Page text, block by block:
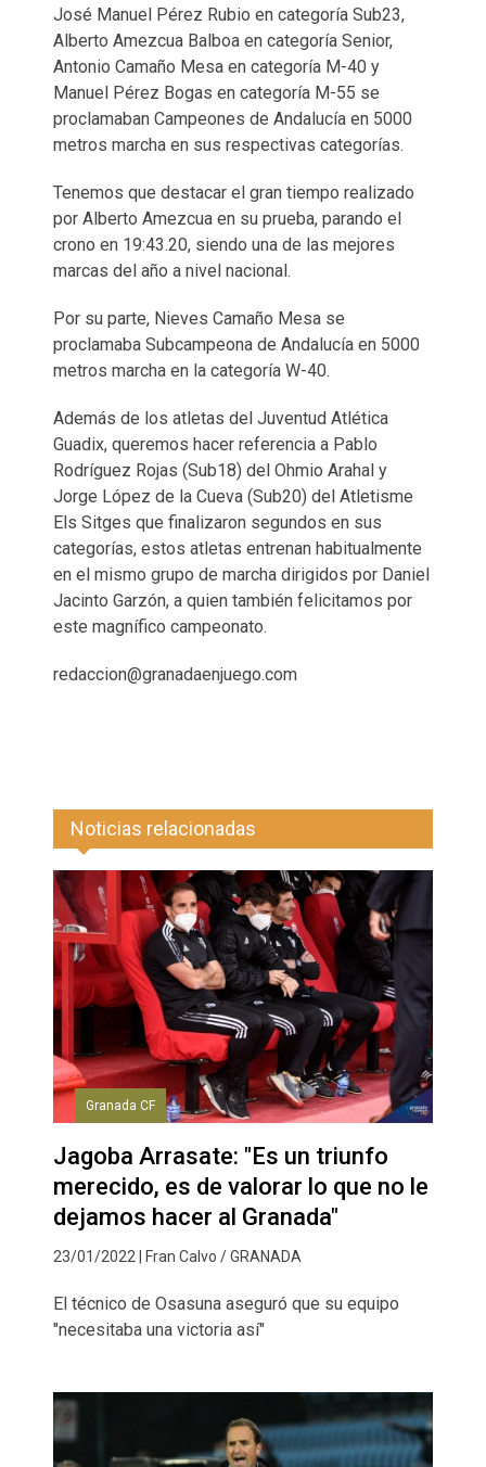
José Manuel Pérez Rubio en categoría Sub23,
Alberto Amezcua Balboa en categoría Senior,
Antonio Camaño Mesa en categoría M-40 y
Manuel Pérez Bogas en categoría M-55 se
proclamaban Campeones de Andalucía en 5000
metros marcha en sus respectivas categorías.
Tenemos que destacar el gran tiempo realizado
por Alberto Amezcua en su prueba, parando el
crono en 19:43.20, siendo una de las mejores
marcas del año a nivel nacional.
Por su parte, Nieves Camaño Mesa se
proclamaba Subcampeona de Andalucía en 5000
metros marcha en la categoría W-40.
Además de los atletas del Juventud Atlética
Guadix, queremos hacer referencia a Pablo
Rodríguez Rojas (Sub18) del Ohmio Arahal y
Jorge López de la Cueva (Sub20) del Atletisme
Els Sitges que finalizaron segundos en sus
categorías, estos atletas entrenan habitualmente
en el mismo grupo de marcha dirigidos por Daniel
Jacinto Garzón, a quien también felicitamos por
este magnífico campeonato.
redaccion@granadaenjuego.com
Noticias relacionadas
Granada CF
Jagoba Arrasate: "Es un triunfo
merecido, es de valorar lo que no le
dejamos hacer al Granada"
23/01/2022 | Fran Calvo / GRANADA
El técnico de Osasuna aseguró que su equipo
"necesitaba una victoria así"